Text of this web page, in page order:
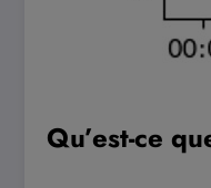
Qu’est-ce